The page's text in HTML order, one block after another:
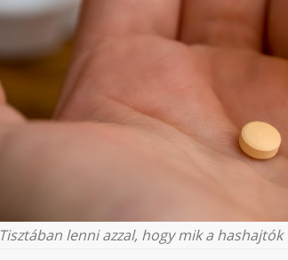
Tisztában lenni azzal, hogy mik a